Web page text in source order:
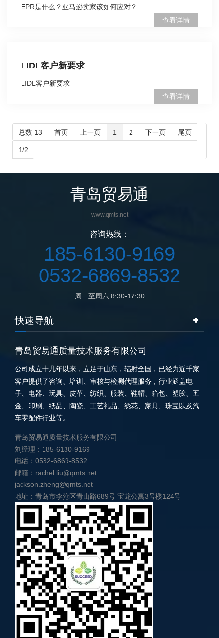
EPR是什么？亚马逊卖家该如何应对？
查看详情
LIDL客户新要求
LIDL客户新要求
查看详情
总数 13 首页 上一页 1 2 下一页 尾页
1/2
青岛贸易通
www.qmts.net
咨询热线：
185-6130-9169
0532-6869-8532
周一至周六 8:30-17:30
快速导航
青岛贸易通质量技术服务有限公司
公司成立十几年以来，立足于山东，辐射全国，已经为近千家
客户提供了咨询、培训、审核与检测代理服务，行业涵盖电
子、电器、玩具、皮革、纺织、服装、鞋帽、箱包、塑胶、五
金、印刷、纸品、陶瓷、工艺礼品、绣花、家具、珠宝以及汽
车零配件行业等。
青岛贸易通质量技术服务有限公司
刘经理：185-6130-9169
电话：0532-6869-8532
邮箱：rachel.liu@qmts.net
jackson.zheng@qmts.net
地址：青岛市李沧区青山路689号 宝龙公寓3号楼124号